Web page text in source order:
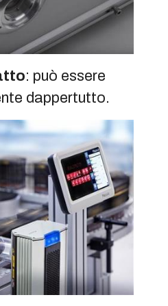
: può essere
dappertutto.